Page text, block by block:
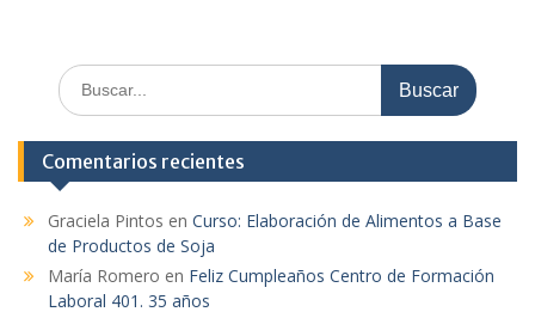
Buscar:
Comentarios recientes
Graciela Pintos en Curso: Elaboración de Alimentos a Base
de Productos de Soja
María Romero en Feliz Cumpleaños Centro de Formación
Laboral 401. 35 años